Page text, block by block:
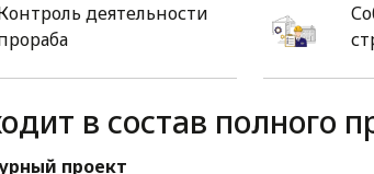
деятельности
в состав полного
проект